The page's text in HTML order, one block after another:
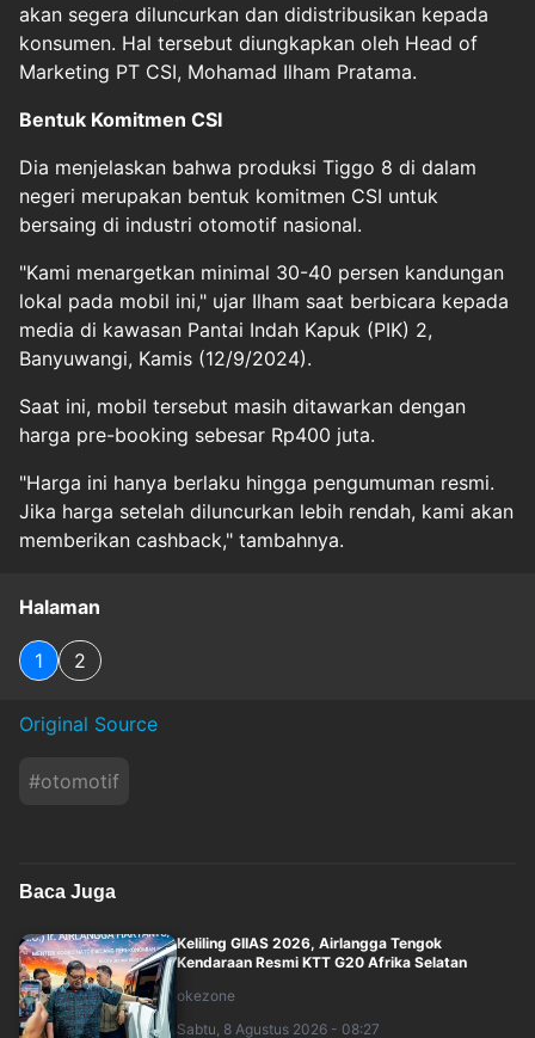
akan segera diluncurkan dan didistribusikan kepada
konsumen. Hal tersebut diungkapkan oleh Head of
Marketing PT CSI, Mohamad Ilham Pratama.
Bentuk Komitmen CSI
Dia menjelaskan bahwa produksi Tiggo 8 di dalam
negeri merupakan bentuk komitmen CSI untuk
bersaing di industri otomotif nasional.
"Kami menargetkan minimal 30-40 persen kandungan
lokal pada mobil ini," ujar Ilham saat berbicara kepada
media di kawasan Pantai Indah Kapuk (PIK) 2,
Banyuwangi, Kamis (12/9/2024).
Saat ini, mobil tersebut masih ditawarkan dengan
harga pre-booking sebesar Rp400 juta.
"Harga ini hanya berlaku hingga pengumuman resmi.
Jika harga setelah diluncurkan lebih rendah, kami akan
memberikan cashback," tambahnya.
Halaman
1 2
Original Source
#otomotif
Baca Juga
Keliling GIIAS 2026, Airlangga Tengok
Kendaraan Resmi KTT G20 Afrika Selatan
okezone
Sabtu, 8 Agustus 2026 - 08:27